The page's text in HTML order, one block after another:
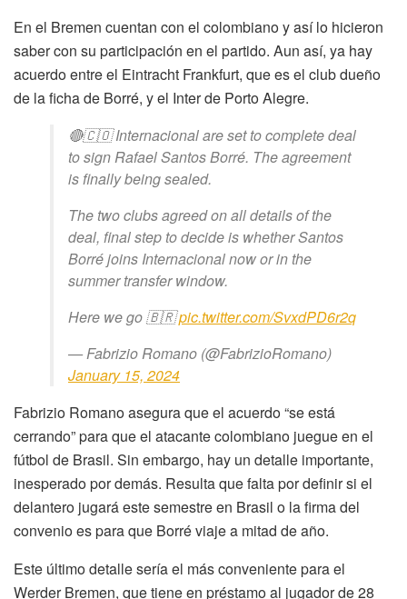
En el Bremen cuentan con el colombiano y así lo hicieron
saber con su participación en el partido. Aun así, ya hay
acuerdo entre el Eintracht Frankfurt, que es el club dueño
de la ficha de Borré, y el Inter de Porto Alegre.
🔴🇨🇴 Internacional are set to complete deal
to sign Rafael Santos Borré. The agreement
is finally being sealed.
The two clubs agreed on all details of the
deal, final step to decide is whether Santos
Borré joins Internacional now or in the
summer transfer window.
Here we go 🇧🇷pic.twitter.com/SvxdPD6r2q
— Fabrizio Romano (@FabrizioRomano)
January 15, 2024
Fabrizio Romano asegura que el acuerdo “se está
cerrando” para que el atacante colombiano juegue en el
fútbol de Brasil. Sin embargo, hay un detalle importante,
inesperado por demás. Resulta que falta por definir si el
delantero jugará este semestre en Brasil o la firma del
convenio es para que Borré viaje a mitad de año.
Este último detalle sería el más conveniente para el
Werder Bremen, que tiene en préstamo al jugador de 28